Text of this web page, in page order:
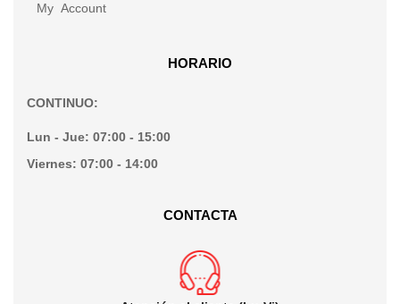
My Account
HORARIO
CONTINUO:
Lun - Jue: 07:00 - 15:00
Viernes: 07:00 - 14:00
CONTACTA